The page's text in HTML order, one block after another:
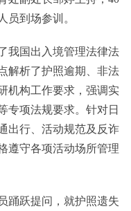
员到场参训。
我国出入境管理法律法
解析了护照逾期、非法
机构工作要求，强调实
专项法规要求。针对日
出行、活动规范及反诈
遵守各项活动场所管理
踊跃提问，就护照遗失